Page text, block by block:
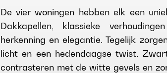
De vier woningen hebben elk een
Dakkapellen, klassieke
herkenning en elegantie. Tegelijk
licht en een hedendaagse twist.
contrasteren met de witte gevels en